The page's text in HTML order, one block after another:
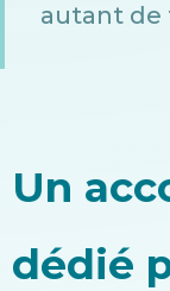
autant de
Un
dédié